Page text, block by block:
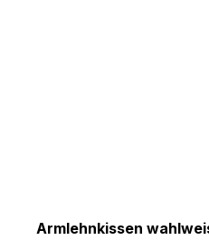
Armlehnkissen